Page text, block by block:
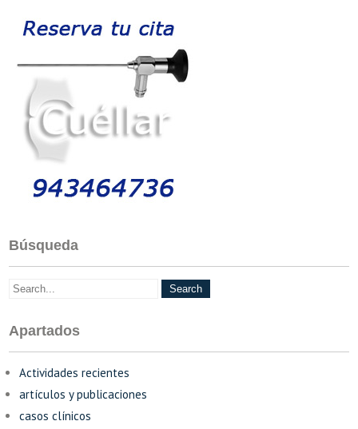
Búsqueda
Apartados
Actividades recientes
artículos y publicaciones
casos clínicos